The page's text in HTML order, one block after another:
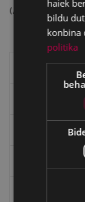
(45517515 bytes)
"Eibar"
Goi Argi
haiek
bildu
konbina
politika